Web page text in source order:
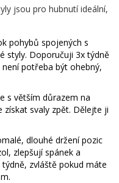
jsou pro hubnutí ideální,
pohybů spojených s
styly. Doporučuji 3x týdně
potřeba být ohebný,
s větším důrazem na
získat svaly zpět. Dělejte ji
dlouhé držení pozic
zlepšují spánek a
zvláště pokud máte